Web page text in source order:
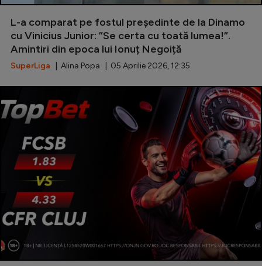
Serie A
Bundesliga
Campionate
Starurile fotbalului
Stranieri
Tenis
L-a comparat pe fostul președinte de la Dinamo
cu Vinicius Junior: ”Se certa cu toată lumea!”.
Amintiri din epoca lui Ionuț Negoiță
SuperLiga | Alina Popa | 05 Aprilie 2026, 12:35